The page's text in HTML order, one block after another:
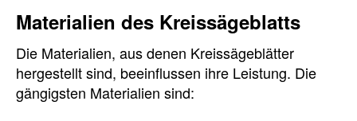
Materialien des Kreissägeblatts
Die Materialien, aus denen Kreissägeblätter
hergestellt sind, beeinflussen ihre Leistung. Die
gängigsten Materialien sind: